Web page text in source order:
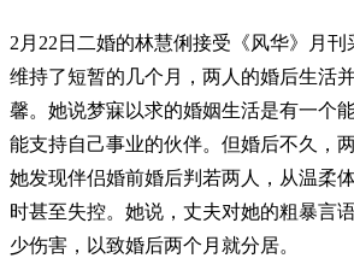
2月22日二婚的林慧俐接受《风华》月刊
维持了短暂的几个月，两人的婚后生活
馨。她说梦寐以求的婚姻生活是有一个
能支持自己事业的伙伴。但婚后不久，
她发现伴侣婚前婚后判若两人，从温柔
时甚至失控。她说，丈夫对她的粗暴言
少伤害，以致婚后两个月就分居。